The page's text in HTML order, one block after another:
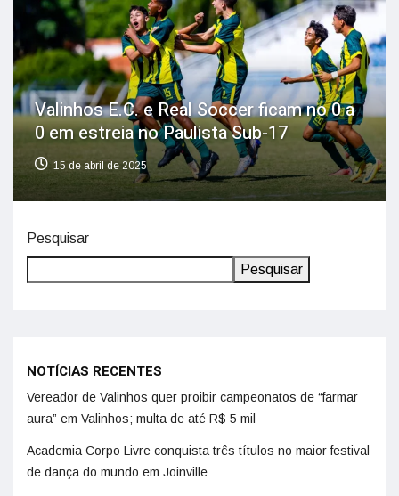
Valinhos E.C. e Real Soccer ficam no 0 a
0 em estreia no Paulista Sub-17
15 de abril de 2025
Pesquisar
Pesquisar
NOTÍCIAS RECENTES
Vereador de Valinhos quer proibir campeonatos de “farmar
aura” em Valinhos; multa de até R$ 5 mil
Academia Corpo Livre conquista três títulos no maior festival
de dança do mundo em Joinville